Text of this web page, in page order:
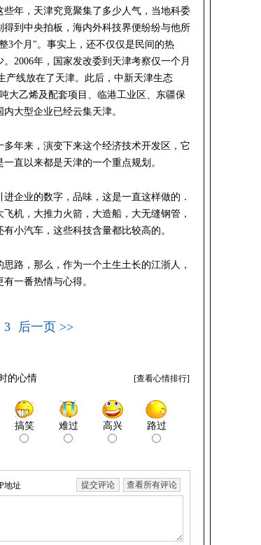
年，天津究竟聚集了多少人气，当地科委
到中央拍板，海内外科技界便纷纷与他所
3个月"。事实上，还不仅仅是民间的热
2006年，国家发改委到天津考察仅一个月
产线放在了天津。此后，中新天津生态
大乙烯及配套项目、临港工业区、东疆保
大型企业已经云集天津。
年来，演变下来这个经济技术开发区，它
直以来都是天津的一个重点规划。
企业的数字，品味，这是一直这样做的．
机，大推力火箭，大造船，大无缝钢管，
小汽车，这些科技含量都比较高的。
路，那么，作为一个土生土长的江浙人，
一番热情与心得。
3 后一页 >>
的心情 [查看心情排行]
搞笑 难过 高兴 路过
地址